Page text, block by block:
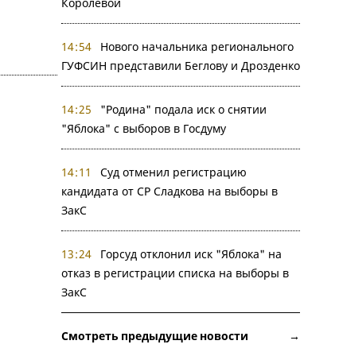
14:54
Нового начальника регионального
ГУФСИН представили Беглову и Дрозденко
14:25
"Родина" подала иск о снятии
"Яблока" с выборов в Госдуму
14:11
Суд отменил регистрацию
кандидата от СР Сладкова на выборы в
ЗакС
13:24
Горсуд отклонил иск "Яблока" на
отказ в регистрации списка на выборы в
ЗакС
Смотреть предыдущие новости →